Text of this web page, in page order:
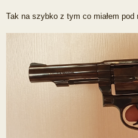
Tak na szybko z tym co miałem pod